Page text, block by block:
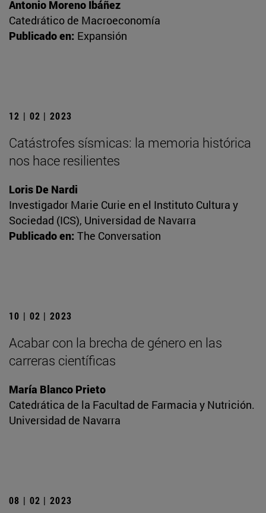
Antonio Moreno Ibáñez
Catedrático de Macroeconomía
Publicado en: Expansión
12 | 02 | 2023
Catástrofes sísmicas: la memoria histórica
nos hace resilientes
Loris De Nardi
Investigador Marie Curie en el Instituto Cultura y
Sociedad (ICS), Universidad de Navarra
Publicado en: The Conversation
10 | 02 | 2023
Acabar con la brecha de género en las
carreras científicas
María Blanco Prieto
Catedrática de la Facultad de Farmacia y Nutrición.
Universidad de Navarra
08 | 02 | 2023